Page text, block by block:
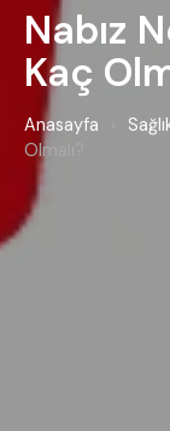
Nabız
Kaç
Anasayfa
Olmalı?